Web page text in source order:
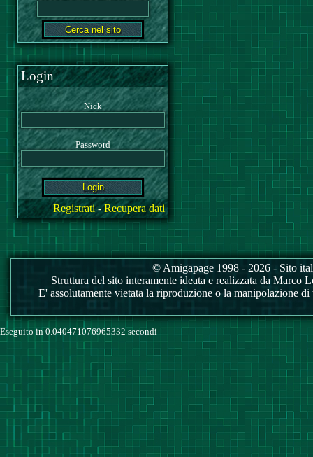
Login
Nick
Password
Registrati-Recupera dati
© Amigapage 1998 - 2026 - Sito
Struttura del sito interamente ideata e realizzata da
E' assolutamente vietata la riproduzione o la manipolazione
Eseguito in 0.040471076965332 secondi